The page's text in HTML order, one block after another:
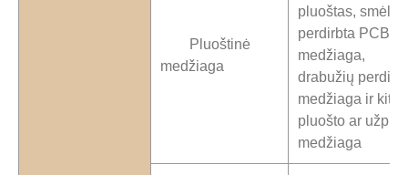
Pluoštinė
medžiaga
pluoštas, smėlis,
perdirbta PCB
medžiaga,
drabužių
medžiaga ir kita
pluošto ar
medžiaga